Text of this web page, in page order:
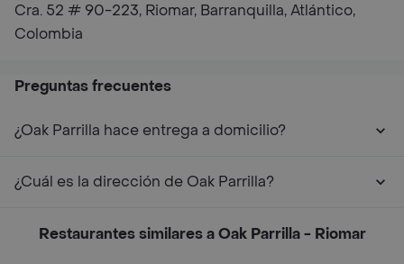
Cra. 52 # 90-223, Riomar, Barranquilla, Atlántico,
Colombia
Preguntas frecuentes
¿Oak Parrilla hace entrega a domicilio?
¿Cuál es la dirección de Oak Parrilla?
Restaurantes similares a Oak Parrilla - Riomar